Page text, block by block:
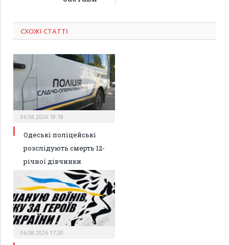
СХОЖІ СТАТТІ
06.08.2026 18:18
Одеські поліцейські
розслідують смерть 12-
річної дівчинки
06.08.2026 17:20